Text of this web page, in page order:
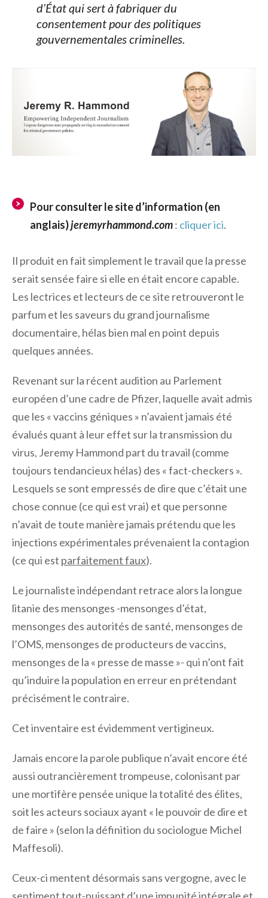
d’État qui sert à fabriquer du
consentement pour des politiques
gouvernementales criminelles.
Pour consulter le site d’information (en
anglais)jeremyrhammond.com: cliquer ici.
Il produit en fait simplement le travail que la presse
serait sensée faire si elle en était encore capable.
Les lectrices et lecteurs de ce site retrouveront le
parfum et les saveurs du grand journalisme
documentaire, hélas bien mal en point depuis
quelques années.
Revenant sur la récent audition au Parlement
européen d’une cadre de Pfizer, laquelle avait admis
que les « vaccins géniques » n’avaient jamais été
évalués quant à leur effet sur la transmission du
virus, Jeremy Hammond part du travail (comme
toujours tendancieux hélas) des « fact-checkers ».
Lesquels se sont empressés de dire que c’était une
chose connue (ce qui est vrai) et que personne
n’avait de toute manière jamais prétendu que les
injections expérimentales prévenaient la contagion
(ce qui est parfaitement faux).
Le journaliste indépendant retrace alors la longue
litanie des mensonges -mensonges d’état,
mensonges des autorités de santé, mensonges de
l’OMS, mensonges de producteurs de vaccins,
mensonges de la « presse de masse »- qui n’ont fait
qu’induire la population en erreur en prétendant
précisément le contraire.
Cet inventaire est évidemment vertigineux.
Jamais encore la parole publique n’avait encore été
aussi outrancièrement trompeuse, colonisant par
une mortifère pensée unique la totalité des élites,
soit les acteurs sociaux ayant « le pouvoir de dire et
de faire » (selon la définition du sociologue Michel
Maffesoli).
Ceux-ci mentent désormais sans vergogne, avec le